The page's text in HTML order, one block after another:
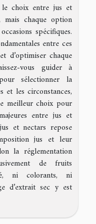
le choix entre jus et
mais chaque option
spécifiques.
entre ces
d’optimiser chaque
vous guider à
sélectionner la
et les circonstances,
meilleur choix pour
entre jus et
et nectars repose
jus et leur
la réglementation
de fruits
ni colorants, ni
d’extrait sec y est